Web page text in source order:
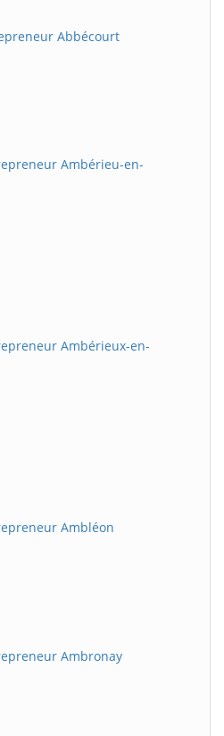
Abbécourt
Ambérieu-en-
Ambérieux-en-
Ambléon
Ambronay